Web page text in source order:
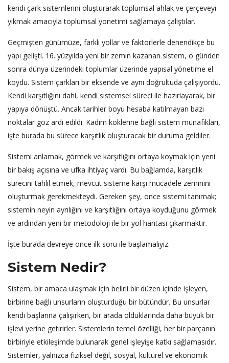
kendi çark sistemlerini oluşturarak toplumsal ahlak ve çerçeveyi
yıkmak amacıyla toplumsal yönetimi sağlamaya çalıştılar.
Geçmişten günümüze, farklı yollar ve faktörlerle denendikçe bu
yapı gelişti. 16. yüzyılda yeni bir zemin kazanan sistem, o günden
sonra dünya üzerindeki toplumlar üzerinde yapısal yönetime el
koydu. Sistem çarkları bir eksende ve aynı doğrultuda çalışıyordu.
Kendi karşıtlığını dahi, kendi sistemsel süreci ile hazırlayarak, bir
yapıya dönüştü. Ancak tarihler boyu hesaba katılmayan bazı
noktalar göz ardı edildi. Kadim köklerine bağlı sistem münafıkları,
işte burada bu sürece karşıtlık oluşturacak bir duruma geldiler.
Sistemi anlamak, görmek ve karşıtlığını ortaya koymak için yeni
bir bakış açısına ve ufka ihtiyaç vardı. Bu bağlamda, karşıtlık
sürecini tahlil etmek, mevcut sisteme karşı mücadele zeminini
oluşturmak gerekmekteydi. Gereken şey, önce sistemi tanımak;
sistemin neyin ayrılığını ve karşıtlığını ortaya koyduğunu görmek
ve ardından yeni bir metodoloji ile bir yol haritası çıkarmaktır.
İşte burada devreye önce ilk soru ile başlamalıyız.
Sistem Nedir?
Sistem, bir amaca ulaşmak için belirli bir düzen içinde işleyen,
birbirine bağlı unsurların oluşturduğu bir bütündür. Bu unsurlar
kendi başlarına çalışırken, bir arada olduklarında daha büyük bir
işlevi yerine getirirler. Sistemlerin temel özelliği, her bir parçanın
birbiriyle etkileşimde bulunarak genel işleyişe katkı sağlamasıdır.
Sistemler, yalnızca fiziksel değil, sosyal, kültürel ve ekonomik